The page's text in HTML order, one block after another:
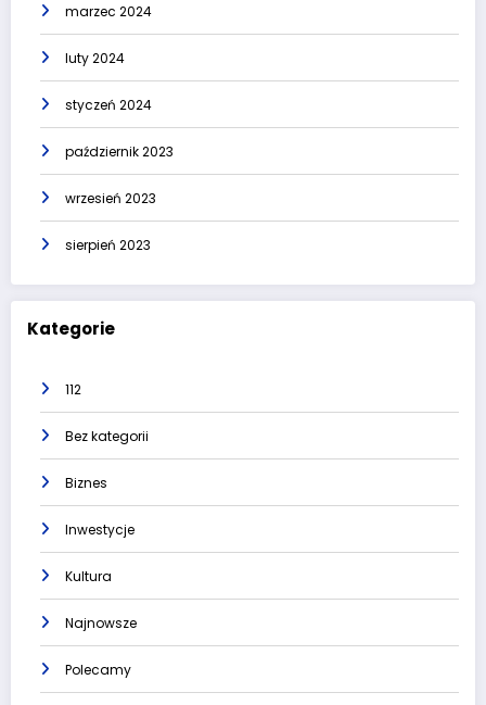
marzec 2024
luty 2024
styczeń 2024
październik 2023
wrzesień 2023
sierpień 2023
Kategorie
112
Bez kategorii
Biznes
Inwestycje
Kultura
Najnowsze
Polecamy